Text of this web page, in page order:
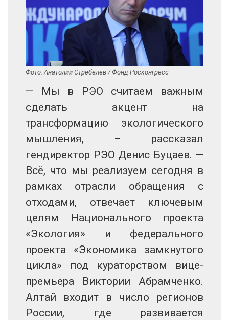
Фото: Анатолий Стребелев / Фонд Росконгресс
— Мы в РЭО считаем важным
сделать акцент на
трансформацию экологического
мышления, – рассказал
гендиректор РЭО Денис Буцаев. —
Всё, что мы реализуем сегодня в
рамках отрасли обращения с
отходами, отвечает ключевым
целям Национального проекта
«Экология» и федерального
проекта «Экономика замкнутого
цикла» под кураторством вице-
премьера Виктории Абрамченко.
Алтай входит в число регионов
России, где развивается